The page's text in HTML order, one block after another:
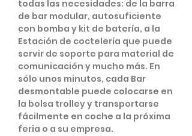
todas las necesidades: de la barra
de bar modular, autosuficiente
con bomba y kit de batería, a la
Estación de coctelería que puede
servir de soporte para material de
comunicación y mucho más. En
sólo unos minutos, cada Bar
desmontable puede colocarse en
la bolsa trolley y transportarse
fácilmente en coche a la próxima
feria o a su empresa.